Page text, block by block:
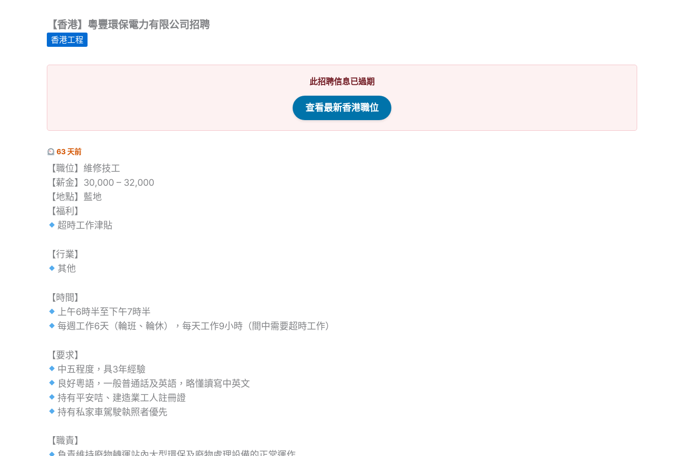
【香港】粵豐環保電力有限公司招聘
香港工程
此招聘信息已過期
查看最新香港職位
63 天前
【職位】維修技工
【薪金】30,000 – 32,000
【地點】藍地
【福利】
超時工作津貼
【行業】
其他
【時間】
上午6時半至下午7時半
每週工作6天（輪班、輪休），每天工作9小時（間中需要超時工作）
【要求】
中五程度，具3年經驗
良好粵語，一般普通話及英語，略懂讀寫中英文
持有平安咭、建造業工人註冊證
持有私家車駕駛執照者優先
【職責】